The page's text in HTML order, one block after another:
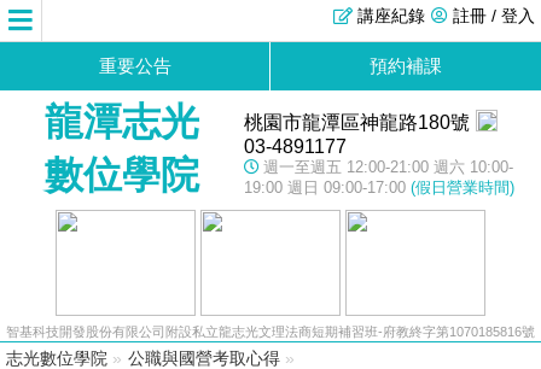
註冊 / 登入
講座紀錄
重要公告 預約補課
龍潭志光
數位學院
桃園市龍潭區神龍路180號
03-4891177
週一至週五 12:00-21:00 週六 10:00-
19:00 週日 09:00-17:00 (假日營業時間)
智基科技開發股份有限公司附設私立龍志光文理法商短期補習班-府教終字第1070185816號
志光數位學院 » 公職與國營考取心得 »